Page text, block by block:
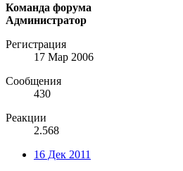
Команда форума
Администратор
Регистрация
17 Мар 2006
Сообщения
430
Реакции
2.568
16 Дек 2011